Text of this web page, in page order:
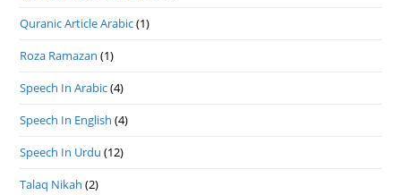
Quranic Article Arabic(1)
Roza Ramazan (1)
Speech In Arabic(4)
Speech In English (4)
Speech In Urdu (12)
Talaq Nikah (2)